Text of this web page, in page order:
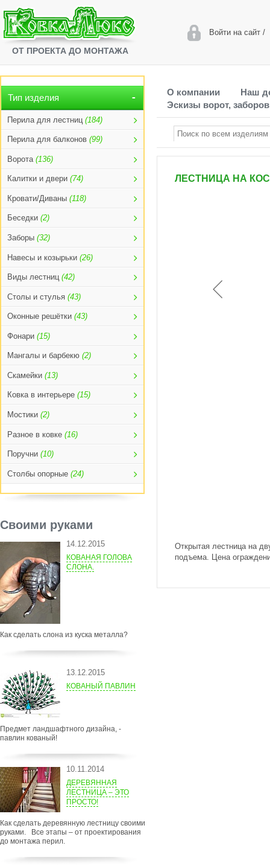
ОТ ПРОЕКТА ДО МОНТАЖА
Войти на сайт/
Тип изделия
Перила для лестниц (184)
Перила для балконов (99)
Ворота (136)
Калитки и двери (74)
Кровати/Диваны (118)
Беседки (2)
Заборы (32)
Навесы и козырьки (26)
Виды лестниц (42)
Столы и стулья (43)
Оконные решётки (43)
Фонари (15)
Мангалы и барбекю (2)
Скамейки (13)
Ковка в интерьере (15)
Мостики (2)
Разное в ковке (16)
Поручни (10)
Столбы опорные (24)
Своими руками
14.12.2015
КОВАНАЯ ГОЛОВА
СЛОНА.
Как сделать слона из куска металла?
13.12.2015
КОВАНЫЙ ПАВЛИН
Предмет ландшафтного дизайна, -
павлин кованый!
10.11.2014
ДЕРЕВЯННАЯ
ЛЕСТНИЦА – ЭТО
ПРОСТО!
Как сделать деревянную лестницу своими
руками. Все этапы – от проектирования
до монтажа перил.
О компании
Наш
Эскизы ворот, заборов
ЛЕСТНИЦА НА
Открытая лестница на
подъема. Цена